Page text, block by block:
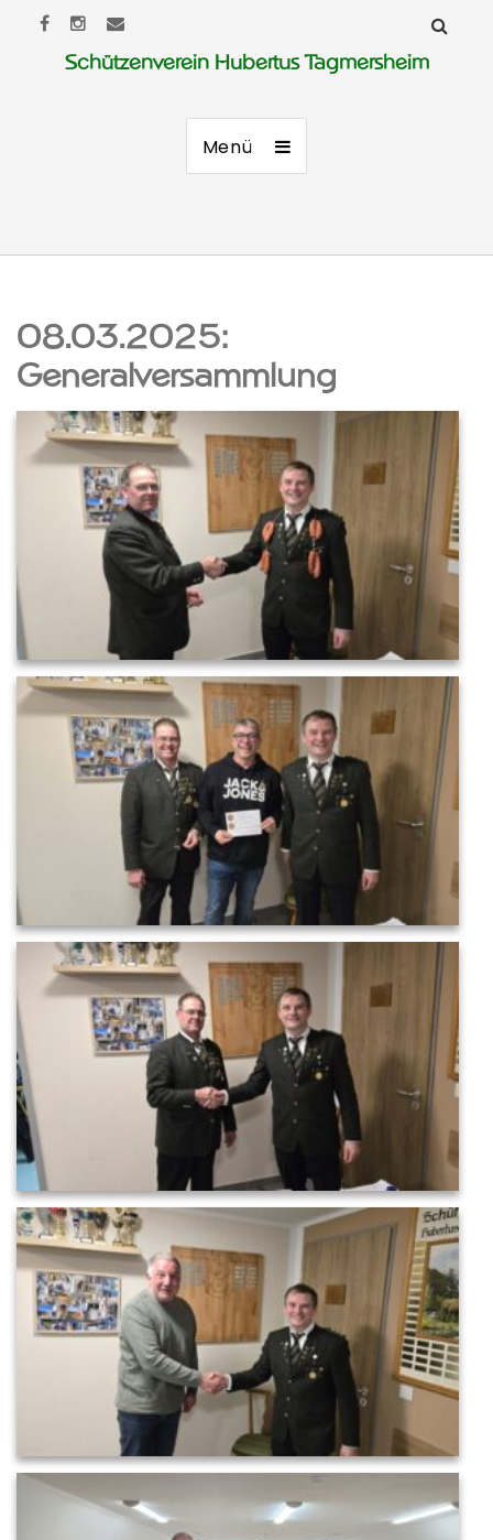
Schützenverein Hubertus Tagmersheim
Menü
08.03.2025:
Generalversammlung